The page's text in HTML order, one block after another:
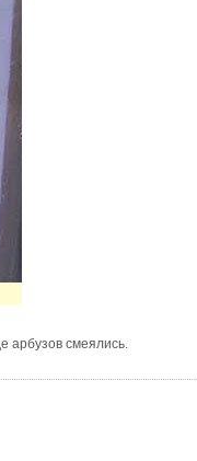
арбузов смеялись.